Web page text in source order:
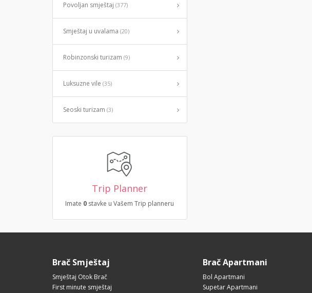
Povoljan smještaj (377)
Smještaj u uvalama (20)
Robinzonski turizam (9)
Luksuzne vile (35)
Seoski turizam (3)
Trip Planner
Imate 0 stavke u Vašem Trip planneru
Brač Smještaj
Smještaj Otok Brač
First minute smještaj
Brač Apartmani
Bol Apartmani
Supetar Apartmani